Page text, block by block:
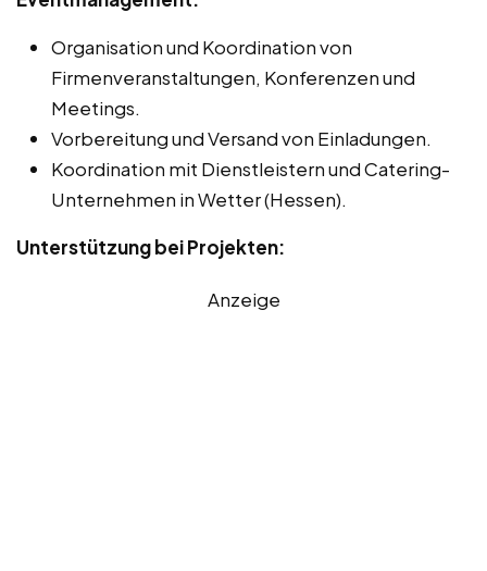
Organisation und Koordination von
Firmenveranstaltungen, Konferenzen und
Meetings.
Vorbereitung und Versand von Einladungen.
Koordination mit Dienstleistern und Catering-
Unternehmen in Wetter (Hessen).
Unterstützung bei Projekten:
Anzeige